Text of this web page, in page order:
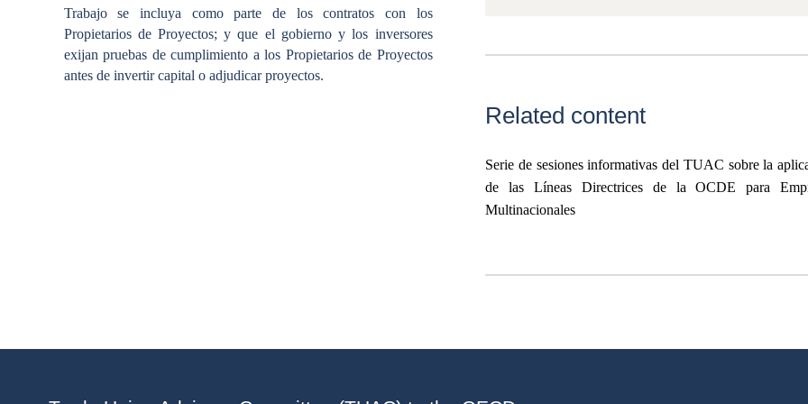
Trabajo se incluya como parte de los contratos con los
Propietarios de Proyectos; y que el gobierno y los inversores
exijan pruebas de cumplimiento a los Propietarios de Proyectos
antes de invertir capital o adjudicar proyectos.
Related content
Serie de sesiones informativas del TUAC sobre la
de las Líneas Directrices de la OCDE para
Multinacionales